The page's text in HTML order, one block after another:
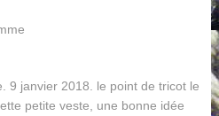
9 janvier 2018. le point de tricot le
petite veste, une bonne idée